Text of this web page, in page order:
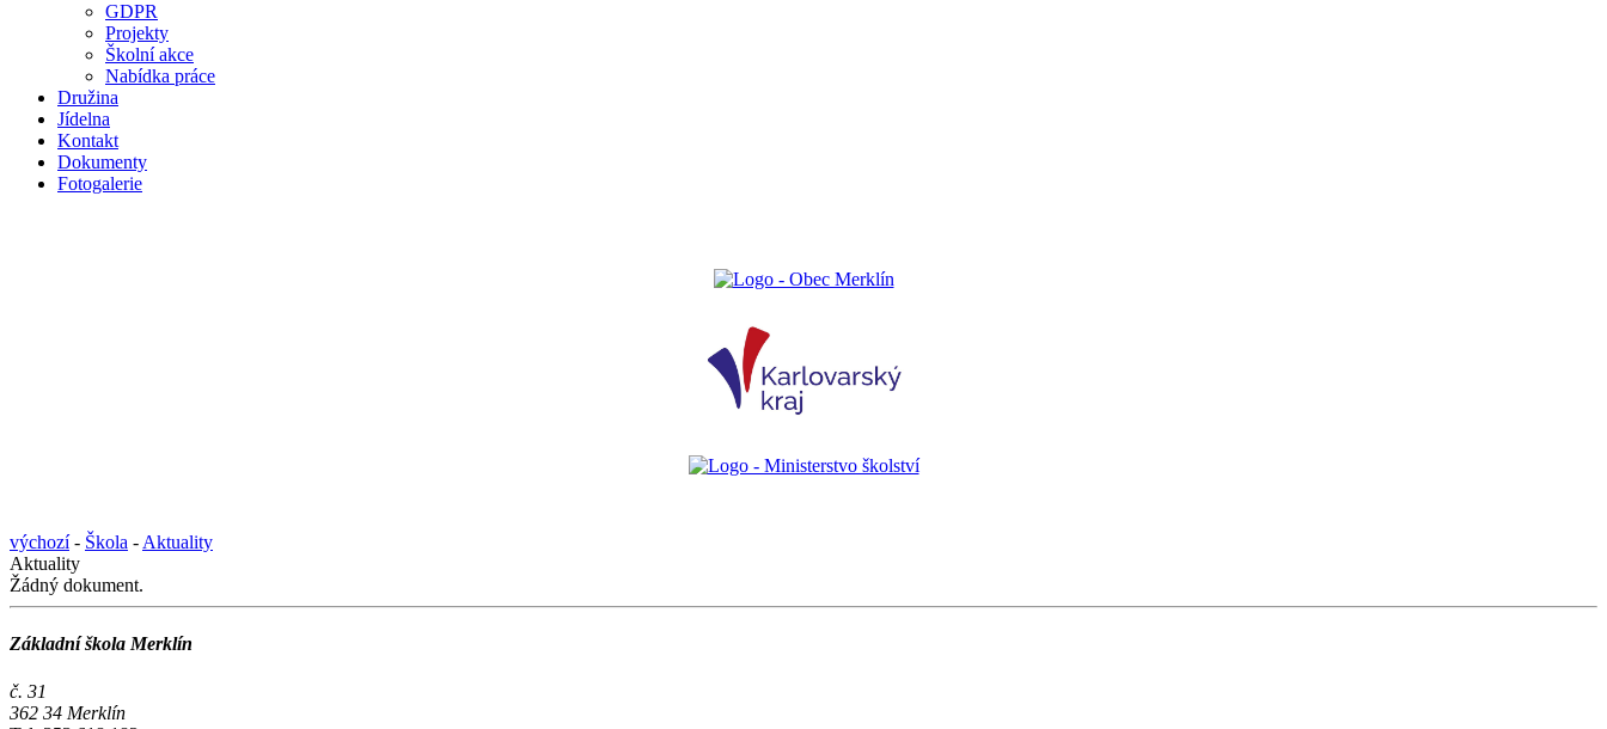
GDPR
Projekty
Školní akce
Nabídka práce
Družina
Jídelna
Kontakt
Dokumenty
Fotogalerie
výchozí- Škola - Aktuality
Aktuality
Žádný dokument.
Základní škola Merklín
č. 31
362 34 Merklín